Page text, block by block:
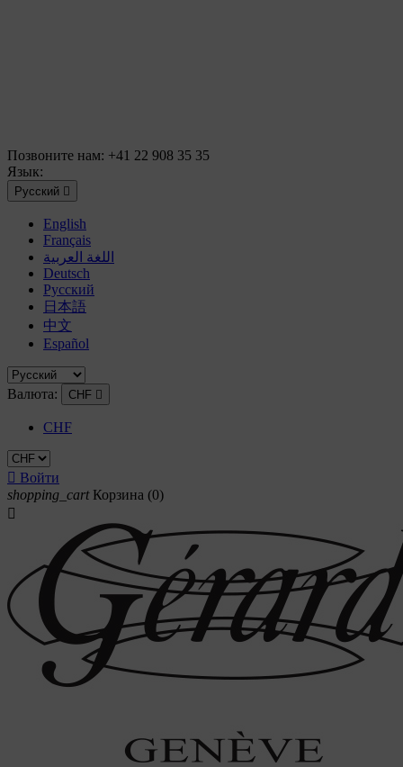
Позвоните нам: +41 22 908 35 35
Язык:
Русский 
English
Français
اللغة العربية
Deutsch
Русский
日本語
中文
Español
Валюта: CHF 
CHF
 Войти
shopping_cart Корзина (0)
